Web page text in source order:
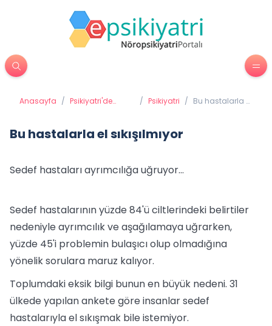
Anasayfa / Psikiyatri'de
/ Psikiyatri / Bu hastalarla el
Bu hastalarla el sıkışılmıyor
Sedef hastaları ayrımcılığa uğruyor…
Sedef hastalarının yüzde 84'ü ciltlerindeki belirtiler
nedeniyle ayrımcılık ve aşağılamaya uğrarken,
yüzde 45'i problemin bulaşıcı olup olmadığına
yönelik sorulara maruz kalıyor.
Toplumdaki eksik bilgi bunun en büyük nedeni. 31
ülkede yapılan ankete göre insanlar sedef
hastalarıyla el sıkışmak bile istemiyor.